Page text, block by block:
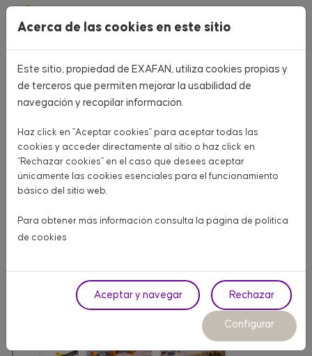
Pasar al contenido principal
Acerca de las cookies en este sitio
Este sitio, propiedad de EXAFAN, utiliza cookies propias y
de terceros que permiten mejorar la usabilidad de
navegación y recopilar información.
Haz click en "Aceptar cookies" para aceptar todas las
cookies y acceder directamente al sitio o haz click en
"Rechazar cookies" en el caso que desees aceptar
únicamente las cookies esenciales para el funcionamiento
básico del sitio web.
Para obtener más información consulta la página de política
de cookies
Aceptar y navegar Rechazar
Configurar